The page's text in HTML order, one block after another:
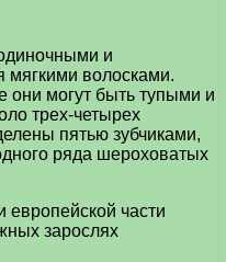
и
мягкими волосками.
они могут быть тупыми и
трех-четырех
пятью зубчиками,
ряда шероховатых
европейской части
зарослях